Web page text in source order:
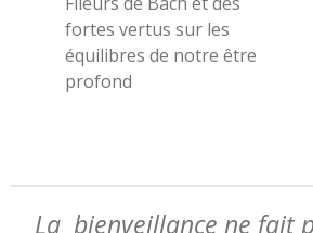
fortes vertus sur les
équilibres de notre être
profond
La bienveillance ne fait